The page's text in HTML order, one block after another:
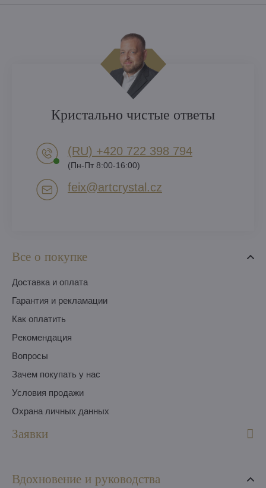
Все о покупке
Доставка и оплата
Гарантия и рекламации
Как оплатить
Pекомендация
Вопросы
Зачем покупать у нас
Условия продажи
Охрана личных данных
Заявки
Вдохновение и руководства
Кристально чистые ответы
(RU) +420 722 398 794​
(Пн-Пт 8:00-16:00)
feix​@artcrystal​.cz